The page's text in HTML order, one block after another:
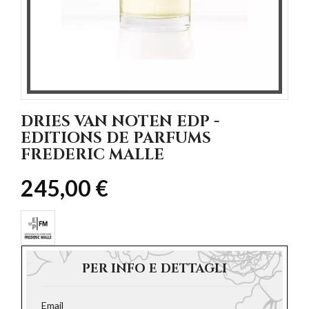
DRIES VAN NOTEN EDP -
EDITIONS DE PARFUMS
FREDERIC MALLE
245,00 €
PER INFO E DETTAGLI
Email